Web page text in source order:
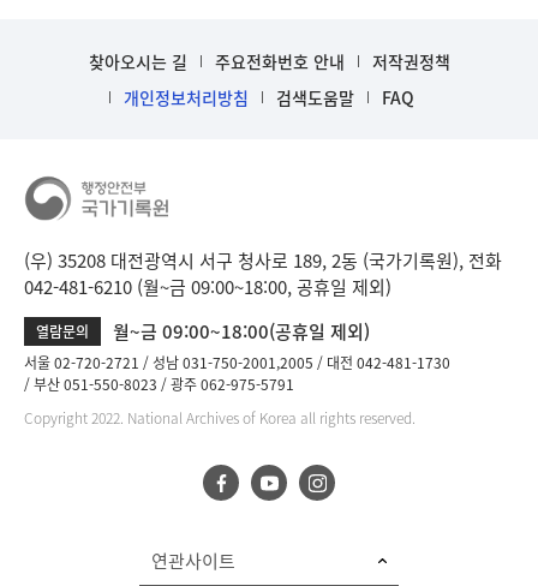
찾아오시는 길 주요전화번호 안내
저작권정책
개인정보처리방침
검색도움말 FAQ
(우) 35208 대전광역시 서구 청사로 189, 2동 (국가기록원), 전화
042-481-6210 (월~금 09:00~18:00, 공휴일 제외)
열람문의 월~금 09:00~18:00(공휴일 제외)
서울 02-720-2721 성남 031-750-2001,2005
대전 042-481-1730
부산 051-550-8023
광주 062-975-5791
Copyright 2022. National Archives of Korea all rights reserved.
연관사이트